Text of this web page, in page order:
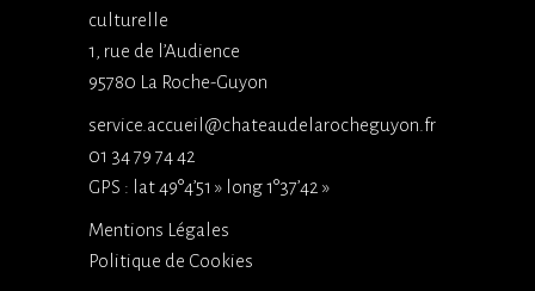
culturelle
1, rue de l’Audience
95780 La Roche-Guyon
service.accueil@chateaudelarocheguyon.fr
01 34 79 74 42
GPS : lat 49°4’51 » long 1°37’42 »
Mentions Légales
Politique de Cookies